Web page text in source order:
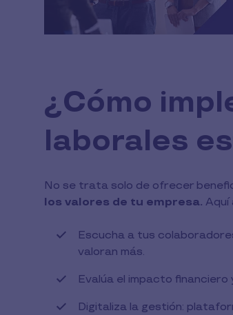
¿Cómo
laborales
No se trata solo de ofrecer
los valores de tu empresa. Aquí
Escucha a tus
valoran más.
Evalúa el impacto
Digitaliza la gestión: